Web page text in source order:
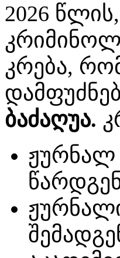
2026
კრება,
ბაძაღუა.
ჟურნალ